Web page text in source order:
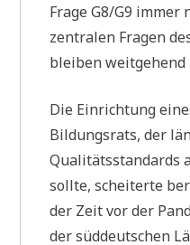
Frage G8/G9 immer
zentralen Fragen
bleiben
Die Einrichtung
Bildungsrats, der
Qualitätsstandards
sollte, scheiterte
der Zeit vor der
der süddeutschen